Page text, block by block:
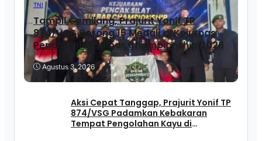
TNI
Tampil Gemilang, Prajurit Yonif TP
874/VSG Borong 15 Medali di Kejurnas
Pencak Silat Sulbar Championship 2026
Agustus 3, 2026
Aksi Cepat Tanggap, Prajurit Yonif TP
874/VSG Padamkan Kebakaran
Tempat Pengolahan Kayu di